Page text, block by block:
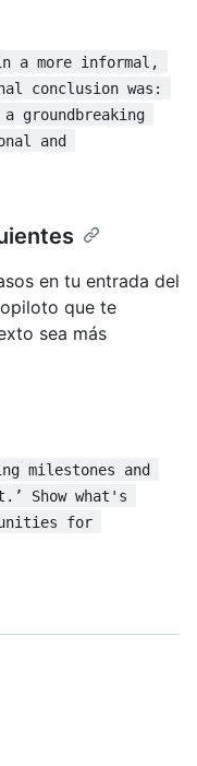
a more informal,
conclusion was:
groundbreaking
and
en tu entrada del
que te
sea más
milestones and
Show what's
for